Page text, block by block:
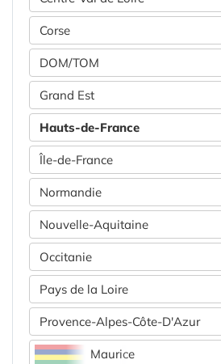
Corse
DOM/TOM
Grand Est
Hauts-de-France
Île-de-France
Normandie
Nouvelle-Aquitaine
Occitanie
Pays de la Loire
Provence-Alpes-Côte-D'Azur
Maurice